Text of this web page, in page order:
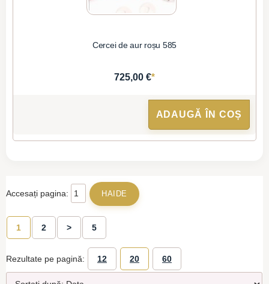
Cercei de aur roșu 585
725,00 €*
ADAUGĂ ÎN COȘ
Accesați pagina:
1 2 > 5
Rezultate pe pagină: 12 20 60